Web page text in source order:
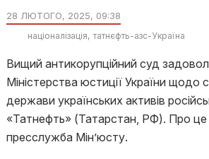
28 ЛЮТОГО, 2025, 09:38
націоналізація татнєфть-азс-Україна
Вищий антикорупційний суд
Міністерства юстиції України щодо
держави українських активів
«Татнефть» (Татарстан, РФ). Про це
пресслужба Мін’юсту.